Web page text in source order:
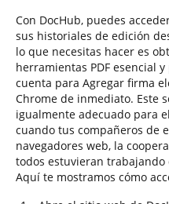
Con DocHub, puedes
sus historiales de edición
lo que necesitas hacer es
herramientas PDF esencial
cuenta para Agregar firma
Chrome de inmediato. Este
igualmente adecuado para
cuando tus compañeros de
navegadores web, la
todos estuvieran
Aquí te mostramos cómo